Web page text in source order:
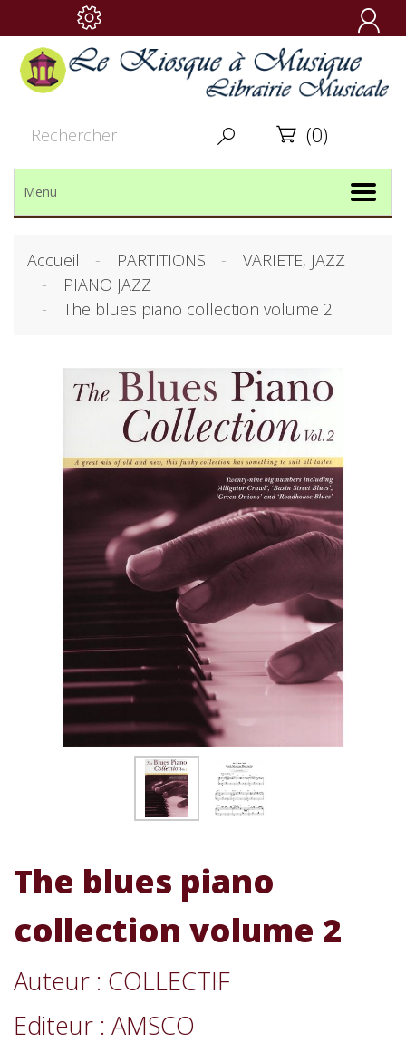

  (0)
Menu
Accueil PARTITIONS
VARIETE, JAZZ
PIANO JAZZ
The blues piano collection volume 2
The blues piano
collection volume 2
Auteur : COLLECTIF
Editeur : AMSCO